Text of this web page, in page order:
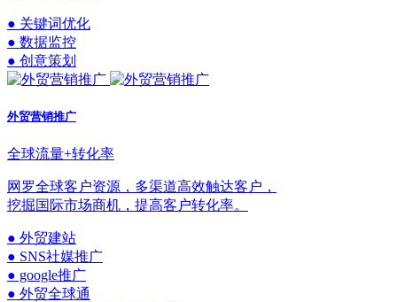
● 关键词优化
● 数据监控
● 创意策划
外贸营销推广
全球流量+转化率
网罗全球客户资源，多渠道高效触达客户，
挖掘国际市场商机，提高客户转化率。
● 外贸建站
● SNS社媒推广
● google推广
● 外贸全球通